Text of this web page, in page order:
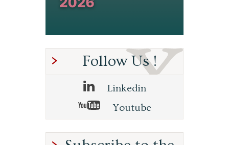
Follow Us !
Linkedin
Youtube